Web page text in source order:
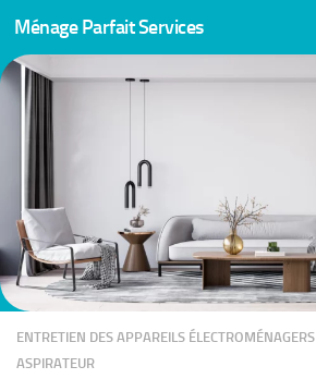
Skip to content
Ménage Parfait Services
ENTRETIEN DES APPAREILS ÉLECTROMÉNAGERS
ASPIRATEUR